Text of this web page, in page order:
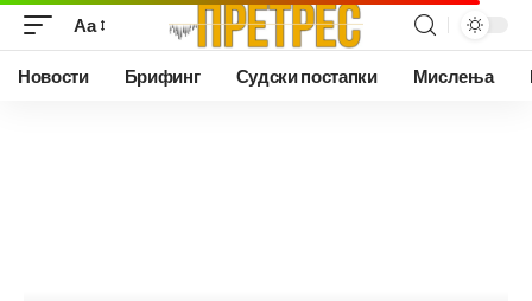
Аа
Новости Брифинг Судски постапки Мислења